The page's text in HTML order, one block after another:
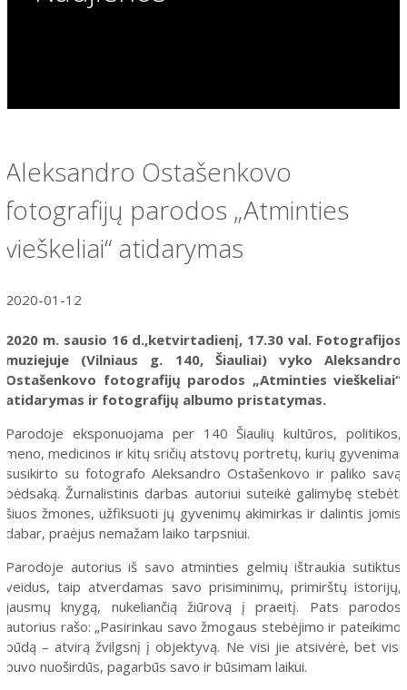
Aleksandro Ostašenkovo
fotografijų parodos „Atminties
vieškeliai“ atidarymas
2020-01-12
2020 m. sausio 16 d.,ketvirtadienį, 17.30 val. Fotografijos
muziejuje (Vilniaus g. 140, Šiauliai) vyko Aleksandro
Ostašenkovo fotografijų parodos „Atminties vieškeliai“
atidarymas ir fotografijų albumo pristatymas.
Parodoje eksponuojama per 140 Šiaulių kultūros, politikos,
meno, medicinos ir kitų sričių atstovų portretų, kurių gyvenimai
susikirto su fotografo Aleksandro Ostašenkovo ir paliko savą
pėdsaką. Žurnalistinis darbas autoriui suteikė galimybę stebėti
šiuos žmones, užfiksuoti jų gyvenimų akimirkas ir dalintis jomis
dabar, praėjus nemažam laiko tarpsniui.
Parodoje autorius iš savo atminties gelmių ištraukia sutiktus
veidus, taip atverdamas savo prisiminimų, primirštų istorijų,
jausmų knygą, nukeliančią žiūrovą į praeitį. Pats parodos
autorius rašo: „Pasirinkau savo žmogaus stebėjimo ir pateikimo
būdą – atvirą žvilgsnį į objektyvą. Ne visi jie atsivėrė, bet visi
buvo nuoširdūs, pagarbūs savo ir būsimam laikui.